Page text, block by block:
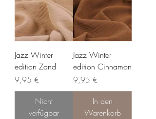
Jazz Winter
edition Zand
Preis
9,95 €
Nicht
verfügbar
Jazz Winter
edition Cinnamon
Preis
9,95 €
In den
Warenkorb